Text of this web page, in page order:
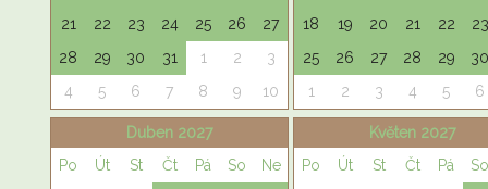
21
22 23 24 25 26
27
28
29 30 31 1 2
3
4
5 6 7 8 9 10
18
19 20 21 22
23
25
26 27 28 29
30
1
2 3 4 5 6
Duben 2027
Po
Út St Čt Pá So
Ne
Květen 2027
Po
Út St Čt Pá
So